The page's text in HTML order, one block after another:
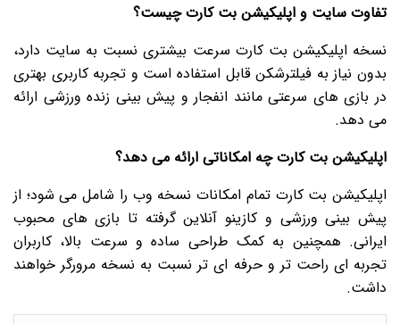
تفاوت سایت و اپلیکیشن بت کارت چیست؟
نسخه اپلیکیشن بت کارت سرعت بیشتری نسبت به سایت دارد،
بدون نیاز به فیلترشکن قابل استفاده است و تجربه کاربری بهتری
در بازی های سرعتی مانند انفجار و پیش بینی زنده ورزشی ارائه
می دهد.
اپلیکیشن بت کارت چه امکاناتی ارائه می دهد؟
اپلیکیشن بت کارت تمام امکانات نسخه وب را شامل می شود؛ از
پیش بینی ورزشی و کازینو آنلاین گرفته تا بازی های محبوب
ایرانی. همچنین به کمک طراحی ساده و سرعت بالا، کاربران
تجربه ای راحت تر و حرفه ای تر نسبت به نسخه مرورگر خواهند
داشت.